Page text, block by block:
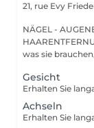
21, rue Evy
NÄGEL -
HAARENTFERNUNG Gasperich ist für alle, die
was sie
Gesicht
Achseln